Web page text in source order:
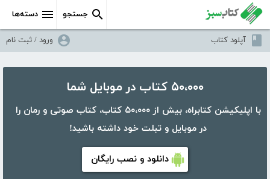
دسته‌ها جستجو
آپلود کتاب ورود / ثبت نام
۵۰،۰۰۰ کتاب در موبایل شما
با اپلیکیشن کتابراه، بیش از ۵۰،۰۰۰ کتاب، کتاب صوتی و رمان را
در موبایل و تبلت خود داشته باشید!
دانلود و نصب رایگان